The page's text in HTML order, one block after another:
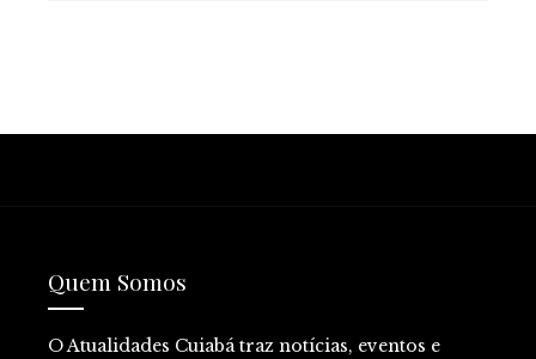
Quem Somos
O Atualidades Cuiabá traz notícias, eventos e